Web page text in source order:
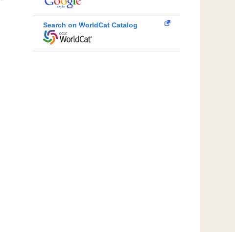
Search on WorldCat Catalog